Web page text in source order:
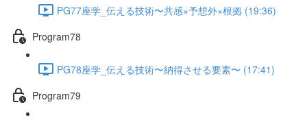
PG77座学_伝える技術〜共感×予想外×根拠 (19:36)
Program78
PG78座学_伝える技術〜納得させる要素〜 (17:41)
Program79